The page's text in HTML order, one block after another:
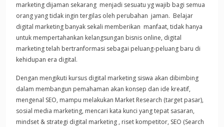
marketing dijaman sekarang menjadi sesuatu yg wajib bagi semua
orang yang tidak ingin tergilas oleh perubahan jaman. Belajar
digital marketing banyak sekali memberikan manfaat, tidak hanya
untuk mempertahankan kelangsungan bisnis online, digital
marketing telah bertranformasi sebagai peluang-peluang baru di
kehidupan era digital.
Dengan mengikuti kursus digital marketing siswa akan dibimbing
dalam membangun pemahaman akan konsep dan ide kreatif,
mengenal SEO, mampu melakukan Market Research (target pasar),
sosial media marketing, mencari kata kunci yang tepat sasaran,
mindset & strategi digital marketing , riset kompetitor, SEO (Search